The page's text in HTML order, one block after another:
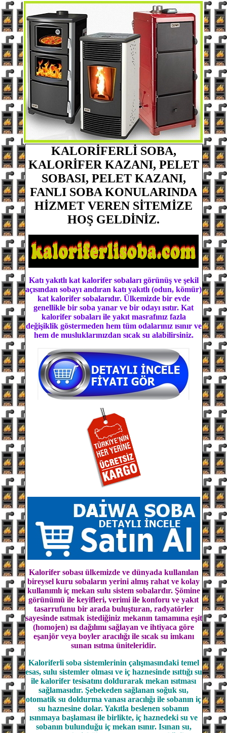
KALORİFERLİ SOBA,
KALORİFER KAZANI, PELET
SOBASI, PELET KAZANI,
FANLI SOBA KONULARINDA
HİZMET VEREN SİTEMİZE
HOŞ GELDİNİZ.
Katı yakıtlı kat kalorifer sobaları görünüş ve şekil
açısından sobayı andıran katı yakıtlı (odun, kömür)
kat kalorifer sobalarıdır. Ülkemizde bir evde
genellikle bir soba yanar ve bir odayı ısıtır. Kat
kalorifer sobaları ile yakıt masrafınız fazla
değişiklik göstermeden hem tüm odalarınız ısınır ve
hem de musluklarınızdan sıcak su alabilirsiniz.
Kalorifer sobası ülkemizde ve dünyada kullanılan
bireysel kuru sobaların yerini almış rahat ve kolay
kullanımlı iç mekan sulu sistem sobalardır. Şömine
görünümü ile keyifleri, verimi ile konforu ve yakıt
tasarrufunu bir arada buluşturan, radyatörler
sayesinde ısıtmak istediğiniz mekanın tamamına eşit
(homojen) ısı dağılımı sağlayan ve ihtiyaca göre
eşanjör veya boyler aracılığı ile sıcak su imkanı
sunan ısıtma üniteleridir.
Kaloriferli soba sistemlerinin çalışmasındaki temel
esas, sulu sistemler olması ve iç haznesinde ısıttığı su
ile kalorifer tesisatını doldurarak mekan ısıtması
sağlamasıdır. Şebekeden sağlanan soğuk su,
otomatik su doldurma vanası aracılığı ile sobanın iç
su haznesine dolar. Yakıtla beslenen sobanın
ısınmaya başlaması ile birlikte, iç haznedeki su ve
sobanın bulunduğu iç mekan ısınır. Isınan su,